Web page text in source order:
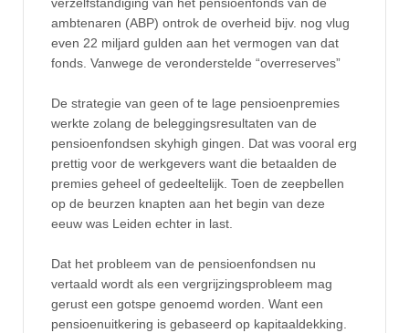
ambtenaren (ABP) ontrok de overheid bijv. nog vlug
even 22 miljard gulden aan het vermogen van dat
fonds. Vanwege de veronderstelde “overreserves”
De strategie van geen of te lage pensioenpremies
werkte zolang de beleggingsresultaten van de
pensioenfondsen skyhigh gingen. Dat was vooral erg
prettig voor de werkgevers want die betaalden de
premies geheel of gedeeltelijk. Toen de zeepbellen
op de beurzen knapten aan het begin van deze
eeuw was Leiden echter in last.
Dat het probleem van de pensioenfondsen nu
vertaald wordt als een vergrijzingsprobleem mag
gerust een gotspe genoemd worden. Want een
pensioenuitkering is gebaseerd op kapitaaldekking.